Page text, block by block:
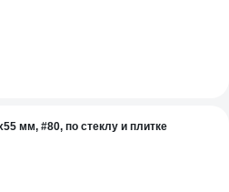
мм, #80, по стеклу и плитке